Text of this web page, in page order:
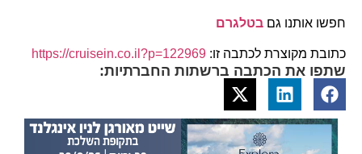
חפשו אותנו גם בטלגרם
כתובת מקוצרת לכתבה זו: https://cruisein.co.il?p=122969
שתפו את הכתבה ברשתות החברתיות: